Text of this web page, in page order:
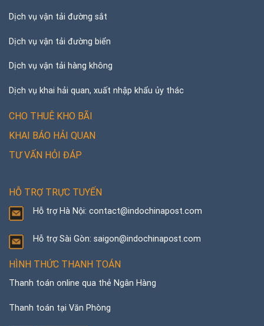
Dịch vụ vận tải đường sắt
Dịch vụ vận tải đường biển
Dịch vụ vận tải hàng không
Dịch vụ khai hải quan, xuất nhập khẩu ủy thác
CHO THUÊ KHO BÃI
KHAI BÁO HẢI QUAN
TƯ VẤN HỎI ĐÁP
HỖ TRỢ TRỰC TUYẾN
Hỗ trợ Hà Nội: contact@indochinapost.com
Hỗ trợ Sài Gòn: saigon@indochinapost.com
HÌNH THỨC THANH TOÁN
Thanh toán online qua thẻ Ngân Hàng
Thanh toán tại Văn Phòng